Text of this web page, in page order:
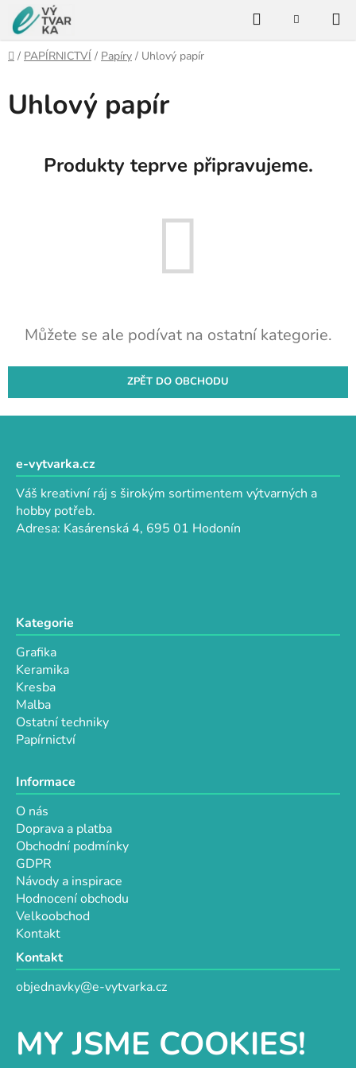
MY JSME COOKIES!
Přejít
na
obsah
HledatNÁKUPNÍ
Domů
/ PAPÍRNICTVÍ / Papíry / Uhlový papír
Uhlový papír
Produkty teprve připravujeme.
Můžete se ale podívat na ostatní kategorie.
ZPĚT DO OBCHODU
e-vytvarka.cz
Váš kreativní ráj s širokým sortimentem výtvarných a
hobby potřeb.
Adresa: Kasárenská 4, 695 01 Hodonín
Kategorie
Grafika
Keramika
Kresba
Malba
Ostatní techniky
Papírnictví
Informace
O nás
Doprava a platba
Obchodní podmínky
GDPR
Návody a inspirace
Hodnocení obchodu
Velkoobchod
Kontakt
Kontakt
objednavky@e-vytvarka.cz
Facebook